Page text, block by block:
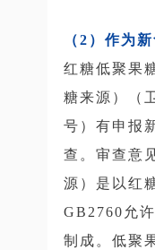
（2）作为
红糖低聚果
糖来源）（
号）有申报
查。审查意
源）是以红
GB2760允
制成。低聚